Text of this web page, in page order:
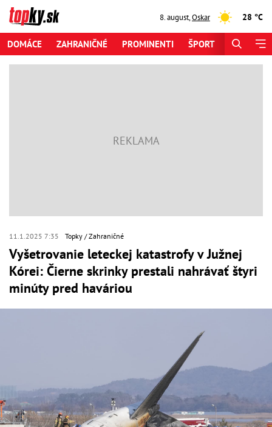
8. august,Oskar 28 °C
DOMÁCE ZAHRANIČNÉ PROMINENTI ŠPORT
11.1.2025 7:35 Topky Zahraničné
Vyšetrovanie leteckej katastrofy v Južnej
Kórei: Čierne skrinky prestali nahrávať štyri
minúty pred haváriou